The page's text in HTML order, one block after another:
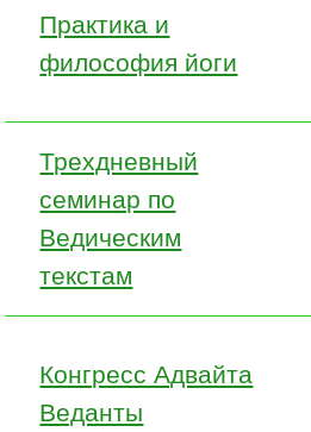
Практика и
философия йоги
Трехдневный
семинар по
Ведическим
текстам
Конгресс Адвайта
Веданты